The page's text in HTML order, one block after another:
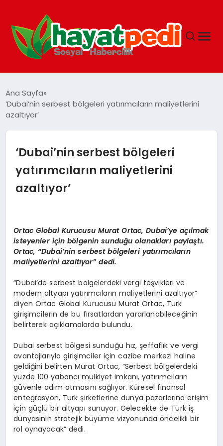
YAŞAM
GUNCEL
SAĞLIK
BESLENME
EĞITIM
EKONOMI
TEKNOLOJI
Ana Sayfa
‘Dubai’nin serbest bölgeleri yatırımcıların maliyetlerini
azaltıyor’
‘Dubai’nin serbest bölgeleri
yatırımcıların maliyetlerini
azaltıyor’
Ortac Global Kurucusu Murat Ortac, Dubai’ye açılmak
isteyenler için bölgenin sunduğu olanakları paylaştı.
Ortac, “Dubai’nin serbest bölgeleri yatırımcıların
maliyetlerini azaltıyor” dedi.
“Dubai’de serbest bölgelerdeki vergi teşvikleri ve
modern altyapı yatırımcıların maliyetlerini azaltıyor”
diyen Ortac Global Kurucusu Murat Ortac, Türk
girişimcilerin de bu fırsatlardan yararlanabileceğinin
belirterek açıklamalarda bulundu.
Dubai serbest bölgesi sunduğu hız, şeffaflık ve vergi
avantajlarıyla girişimciler için cazibe merkezi haline
geldiğini belirten Murat Ortac, “Serbest bölgelerdeki
yüzde 100 yabancı mülkiyet imkanı, yatırımcıların
güvenle adım atmasını sağlıyor. Küresel finansal
entegrasyon, Türk şirketlerine dünya pazarlarına erişim
için güçlü bir altyapı sunuyor. Gelecekte de Türk iş
dünyasının stratejik büyüme vizyonunda öncelikli bir
rol oynayacak” dedi.